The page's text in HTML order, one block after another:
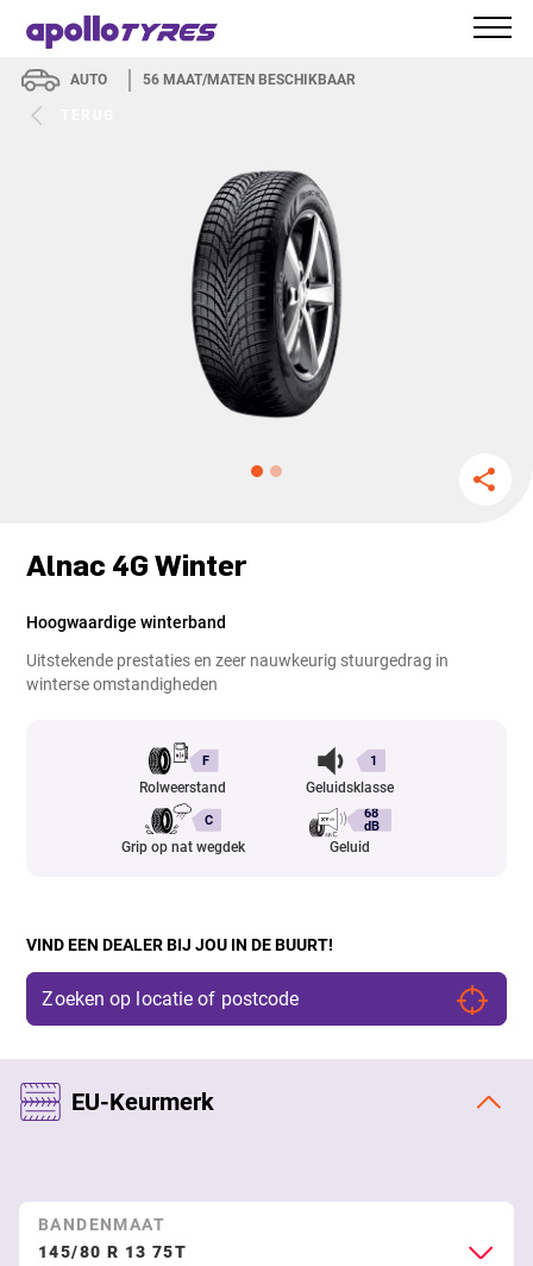
AUTO 56 MAAT/MATEN BESCHIKBAAR
Alnac 4G Winter
Hoogwaardige winterband
Uitstekende prestaties en zeer nauwkeurig stuurgedrag in
winterse omstandigheden
F
Rolweerstand
C
Grip op nat wegdek
1
Geluidsklasse
68
dB
Geluid
VIND EEN DEALER BIJ JOU IN DE BUURT!
EU-Keurmerk
BANDENMAAT
145/80 R 13 75T